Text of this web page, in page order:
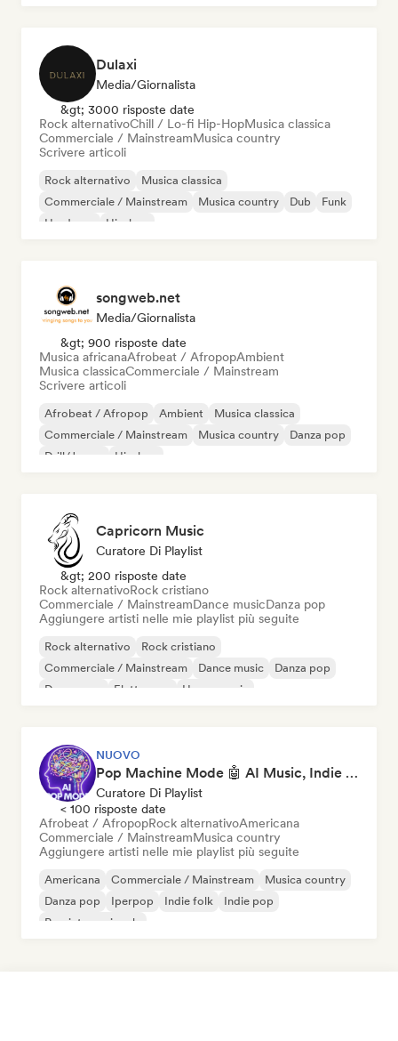
Dulaxi
Media/Giornalista
&gt; 3000 risposte date
Rock alternativoChill / Lo-fi Hip-HopMusica classica
Commerciale / MainstreamMusica country
Scrivere articoli
Rock alternativo
Musica classica
Commerciale / Mainstream
Musica country Dub
Funk
Hardcore
Hip-hop
songweb.net
Media/Giornalista
&gt; 900 risposte date
Musica africanaAfrobeat / AfropopAmbient
Musica classicaCommerciale / Mainstream
Scrivere articoli
Afrobeat / Afropop Ambient
Musica classica
Commerciale / Mainstream
Musica country
Danza pop
Drill/Jersey
Hip-hop
Capricorn Music
Curatore Di Playlist
&gt; 200 risposte date
Rock alternativoRock cristiano
Commerciale / MainstreamDance musicDanza pop
Aggiungere artisti nelle mie playlist più seguite
Rock alternativo
Rock cristiano
Commerciale / Mainstream
Dance music
Danza pop
Dream pop
Elettropop House music
NUOVO
Pop Machine Mode 🤖 AI Music, Indie Pop & Dream Pop
Curatore Di Playlist
< 100 risposte date
Afrobeat / AfropopRock alternativoAmericana
Commerciale / MainstreamMusica country
Aggiungere artisti nelle mie playlist più seguite
Americana Commerciale / Mainstream
Musica country
Danza pop
Iperpop Indie folk
Indie pop
Pop internazionale